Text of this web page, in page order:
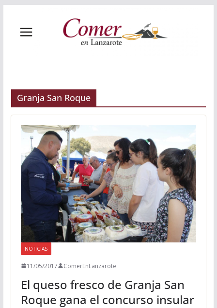
contenido
Granja San Roque
NOTICIAS
11/05/2017 ComerEnLanzarote
El queso fresco de Granja San
Roque gana el concurso insular